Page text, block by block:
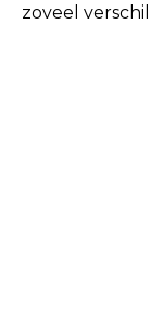
zoveel